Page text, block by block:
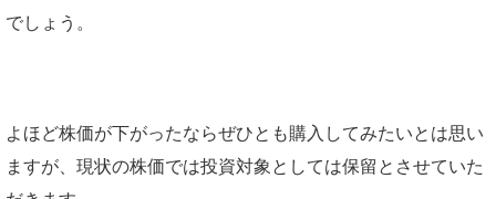
でしょう。
よほど株価が下がったならぜひとも購入してみたいとは思い
ますが、現状の株価では投資対象としては保留とさせていた